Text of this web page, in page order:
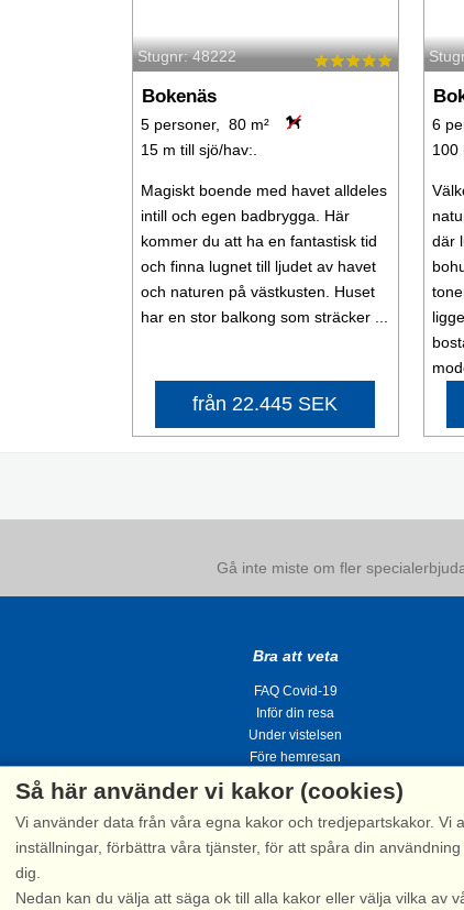
Stugnr: 48222
Bokenäs
5 personer, 80 m²
15 m till sjö/hav:.
Magiskt boende med havet alldeles
intill och egen badbrygga. Här
kommer du att ha en fantastisk tid
och finna lugnet till ljudet av havet
och naturen på västkusten. Huset
har en stor balkong som sträcker ...
från 22.445 SEK
6
100
där
Gå inte miste om fler
Bra att veta
FAQ Covid-19
Inför din resa
Under vistelsen
Före hemresan
Så här använder vi kakor (cookies)
Vi använder data från våra egna kakor och tredjepartskakor.
inställningar, förbättra våra tjänster, för att spåra din
dig.
Nedan kan du välja att säga ok till alla kakor eller välja vilka av